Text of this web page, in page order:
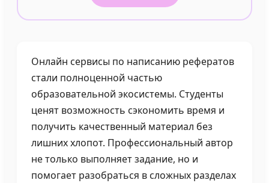
Онлайн сервисы по написанию рефератов
стали полноценной частью
образовательной экосистемы. Студенты
ценят возможность сэкономить время и
получить качественный материал без
лишних хлопот. Профессиональный автор
не только выполняет задание, но и
помогает разобраться в сложных разделах